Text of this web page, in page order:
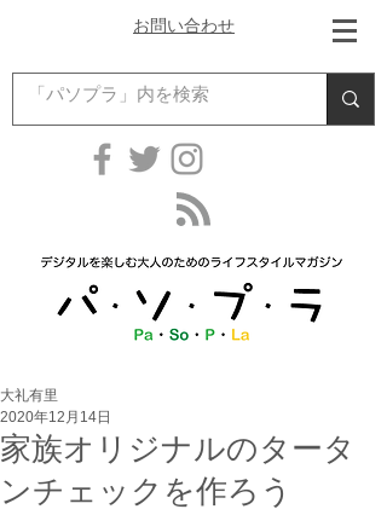
お問い合わせ
家族オリジナルのタータ
ンチェックを作ろう
大礼有里
2020年12月14日